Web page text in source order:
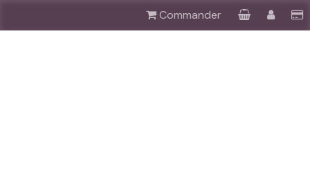
Commander